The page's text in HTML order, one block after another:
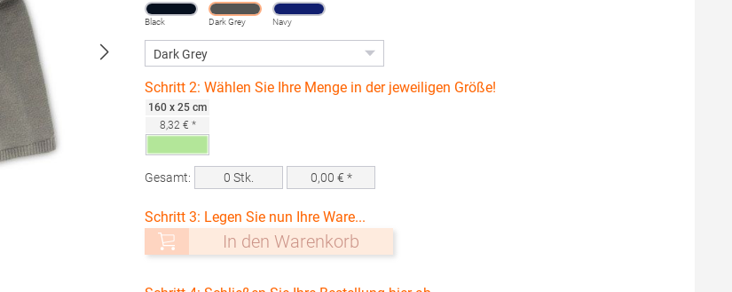
Black Dark Grey Navy
Schritt 2: Wählen Sie Ihre Menge in der jeweiligen Größe!
160 x 25 cm
8,32 € *
Gesamt: 0 Stk. 0,00 € *
Schritt 3: Legen Sie nun Ihre Ware...
In den Warenkorb